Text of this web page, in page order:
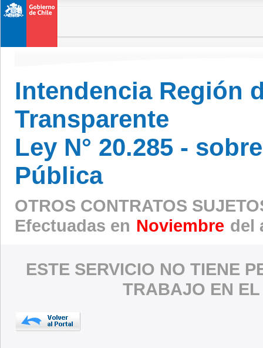
Intendencia Región
Transparente
Ley N° 20.285 -
Pública
OTROS CONTRATOS
Efectuadas en Noviembre del
ESTE SERVICIO NO TIENE
TRABAJO EN